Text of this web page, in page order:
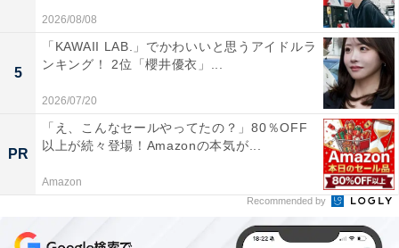
1位：橋本環奈『ヤンドク！』／111票
❤️‍🔥𝟐𝟎𝟐𝟔年𝟏月𝟏𝟐日 𝗦𝗧𝗔𝗥𝗧 🩺
#ヤンドク！」
2026/08/08
5
「KAWAII LAB.」でかわいいと思うアイドルラ
ンキング！ 2位「櫻井優衣」...
2026/07/20
PR
「え、こんなセールやってたの？」80％OFF
以上が続々登場！Amazonの本気が...
Amazon
Recommended by